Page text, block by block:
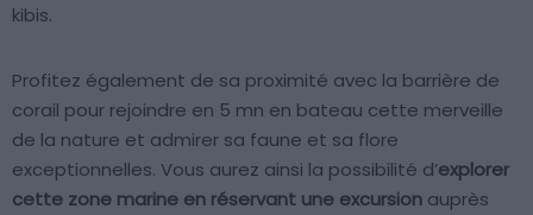
kibis.
Profitez également de sa proximité avec la barrière de
corail pour rejoindre en 5 mn en bateau cette merveille
de la nature et admirer sa faune et sa flore
exceptionnelles. Vous aurez ainsi la possibilité d’explorer
cette zone marine en réservant une excursion auprès